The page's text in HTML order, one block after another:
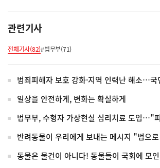
관련기사
전체기사(82)#법무부(71)
범죄피해자 보호 강화·지역 인력난 해소…국민
일상을 안전하게, 변화는 확실하게
법무부, 수형자 가상현실 심리치료 도입…"
반려동물이 우리에게 보내는 메시지 "법으로
동물은 물건이 아니다! 동물들이 국회에 모